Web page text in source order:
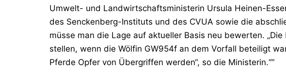
Umwelt- und Landwirtschaftsministerin Ursula Heinen-
des Senckenberg-Instituts und des CVUA sowie die
müsse man die Lage auf aktueller Basis neu bewerten.
stellen, wenn die Wölfin GW954f an dem Vorfall beteiligt
Pferde Opfer von Übergriffen werden“, so die Ministerin.““